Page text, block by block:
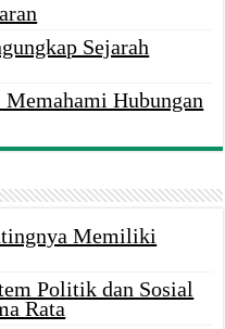
Sejarah
Hubungan
Memiliki
Politik dan Sosial
Rata